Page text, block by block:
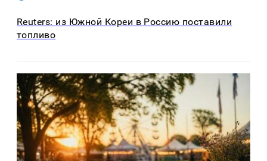
Reuters: из Южной Кореи в Россию поставили
топливо